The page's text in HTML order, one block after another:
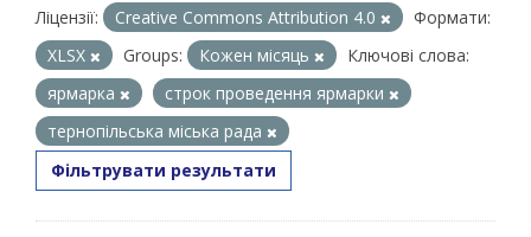
Ліцензії: Creative Commons Attribution 4.0
Формати:
XLSX
Groups: Кожен місяць
Ключові слова:
ярмарка
строк проведення ярмарки
тернопільська міська рада
Фільтрувати результати